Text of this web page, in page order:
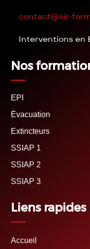
contact@sir-
Interventions en
Nos
EPI
Évacuation
Extincteurs
SSIAP 1
SSIAP 2
SSIAP 3
Liens rapides
Accueil